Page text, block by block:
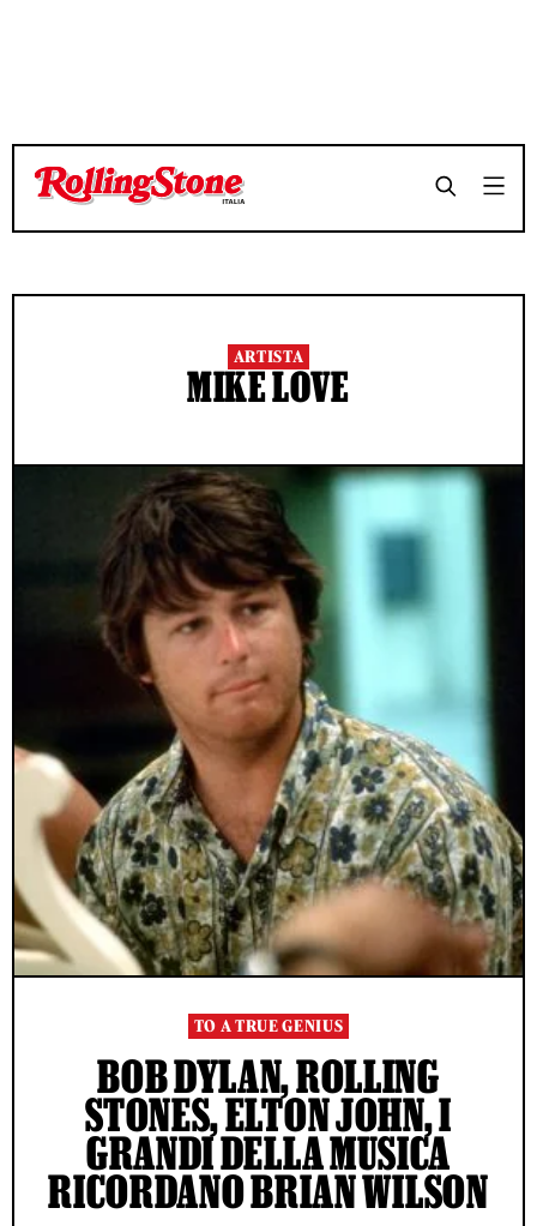
ARTISTA
MIKE LOVE
TO A TRUE GENIUS
BOB DYLAN, ROLLING
STONES, ELTON JOHN, I
GRANDI DELLA MUSICA
RICORDANO BRIAN WILSON